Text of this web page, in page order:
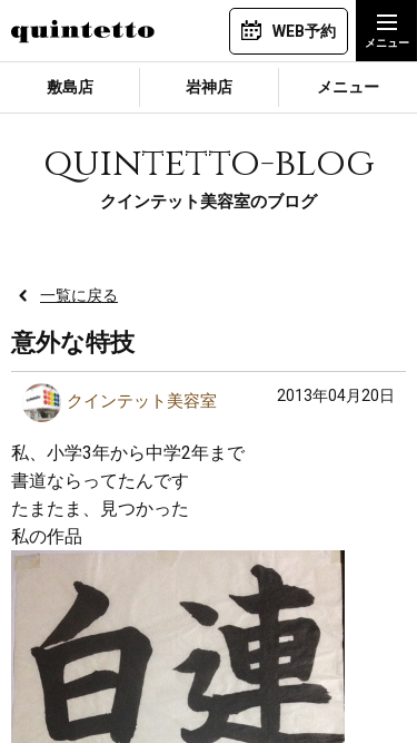
WEB予約
敷島店 岩神店 メニュー
quintetto-blog
クインテット美容室のブログ
一覧に戻る
意外な特技
クインテット美容室 2013年04月20日
私、小学3年から中学2年まで
書道ならってたんです
たまたま、見つかった
私の作品